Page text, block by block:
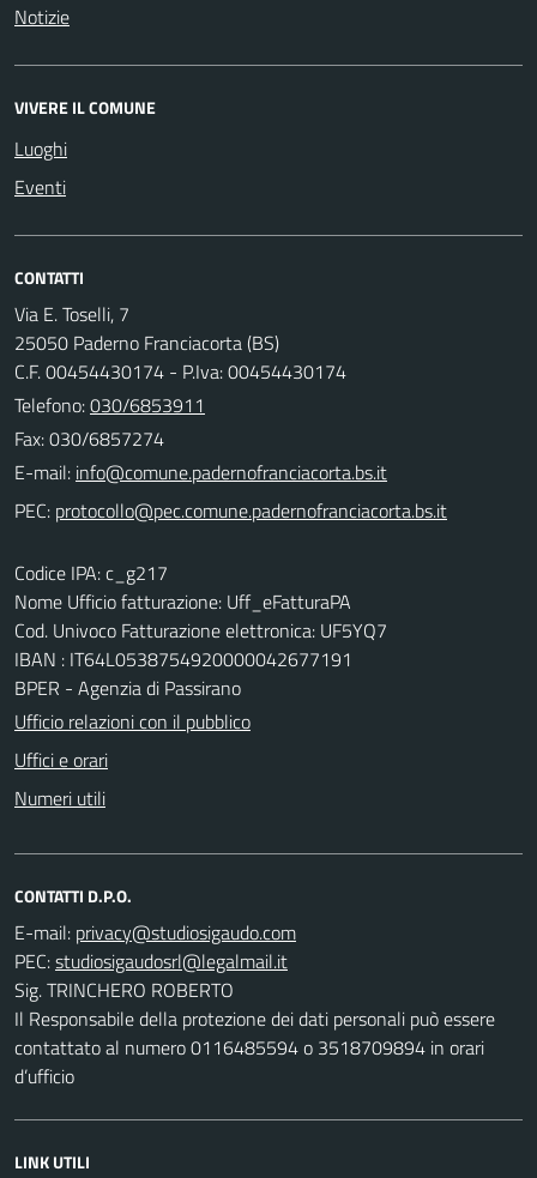
Notizie
VIVERE IL COMUNE
Luoghi
Eventi
CONTATTI
Via E. Toselli, 7
25050 Paderno Franciacorta (BS)
C.F. 00454430174 - P.Iva: 00454430174
Telefono:030/6853911
Fax: 030/6857274
E-mail:
PEC:
Codice IPA: c_g217
Nome Ufficio fatturazione: Uff_eFatturaPA
Cod. Univoco Fatturazione elettronica: UF5YQ7
IBAN : IT64L0538754920000042677191
BPER - Agenzia di Passirano
Ufficio relazioni con il pubblico
Uffici e orari
Numeri utili
CONTATTI D.P.O.
E-mail:
PEC:
Sig. TRINCHERO ROBERTO
Il Responsabile della protezione dei dati personali può essere
contattato al numero 0116485594 o 3518709894 in orari
d’ufficio
LINK UTILI